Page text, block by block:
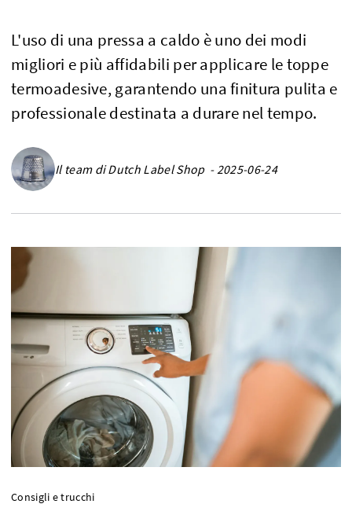
L'uso di una pressa a caldo è uno dei modi
migliori e più affidabili per applicare le toppe
termoadesive, garantendo una finitura pulita e
professionale destinata a durare nel tempo.
Il team di Dutch Label Shop - 2025-06-24
Consigli e trucchi